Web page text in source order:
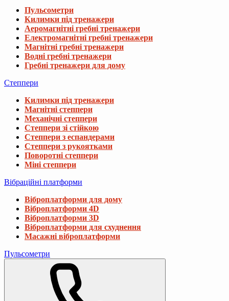
Пульсометри
Килимки під тренажери
Аеромагнітні гребні тренажери
Електромагнітні гребні тренажери
Магнітні гребні тренажери
Водні гребні тренажери
Гребні тренажери для дому
Степпери
Килимки під тренажери
Магнітні степпери
Механічні степпери
Степпери зі стійкою
Степпери з еспандерами
Степпери з рукоятками
Поворотні степпери
Міні степпери
Вібраційні платформи
Віброплатформи для дому
Віброплатформи 4D
Віброплатформи 3D
Віброплатформи для схуднення
Масажні віброплатформи
Пульсометри